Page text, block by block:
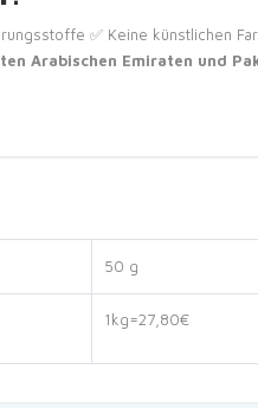
✅ Keine künstlichen
Arabischen Emiraten und
50 g
1kg=27,80€